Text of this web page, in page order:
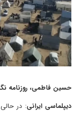
حسین فاطمی، روزنامه
دیپلماسی ایرانی: در